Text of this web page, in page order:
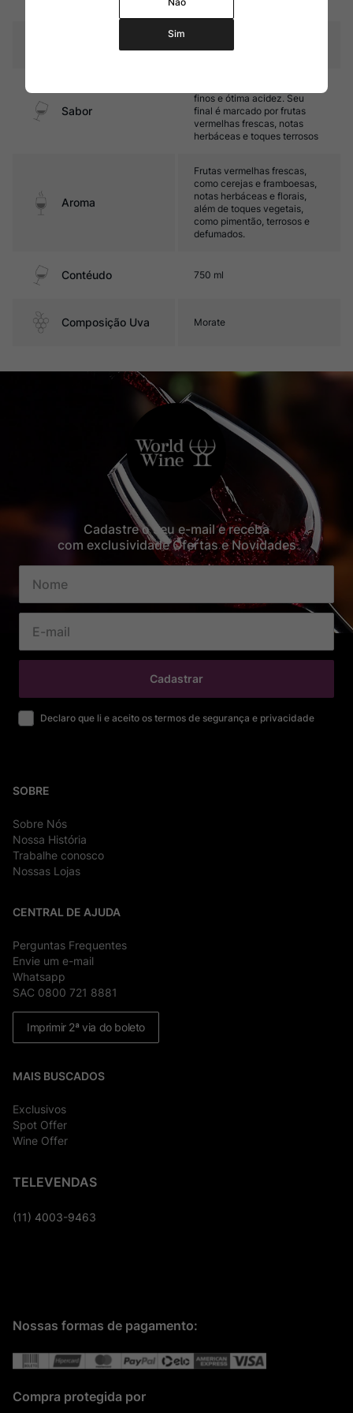
Sabor
finos e ótima acidez. Seu
final é marcado por frutas
vermelhas frescas, notas
herbáceas e toques terrosos
Aroma
Frutas vermelhas frescas,
como cerejas e framboesas,
notas herbáceas e florais,
além de toques vegetais,
como pimentão, terrosos e
defumados.
Contéudo 750 ml
Composição Uva Morate
Cadastre o seu e-mail e receba
com exclusividade Ofertas e Novidades
Cadastrar
Declaro que li e aceito os termos de segurança e privacidade
SOBRE
Sobre Nós
Nossa História
Trabalhe conosco
Nossas Lojas
CENTRAL DE AJUDA
Perguntas Frequentes
Envie um e-mail
Whatsapp
SAC 0800 721 8881
Imprimir 2ª via do boleto
MAIS BUSCADOS
Exclusivos
Spot Offer
Wine Offer
TELEVENDAS
(11) 4003-9463
Nossas formas de pagamento:
Compra protegida por
Sim